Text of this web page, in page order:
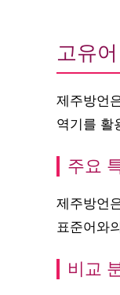
고유
제주방언
역기를 활
주요
제주방언
표준어와
비교